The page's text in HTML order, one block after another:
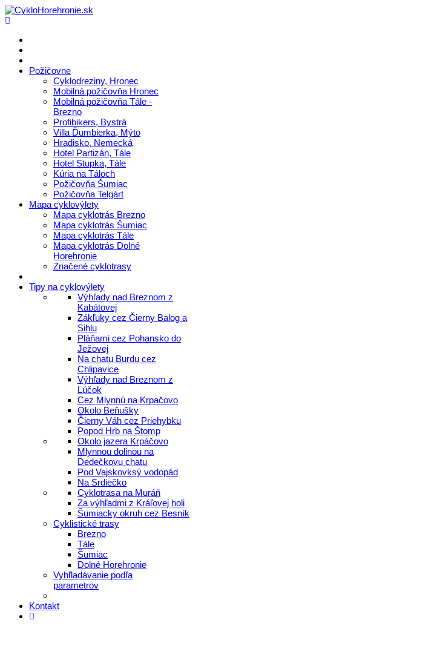
Požičovne
Cyklodreziny, Hronec
Mobilná požičovňa Hronec
Mobilná požičovňa Tále -
Brezno
Profibikers, Bystrá
Villa Ďumbierka, Mýto
Hradisko, Nemecká
Hotel Partizán, Tále
Hotel Stupka, Tále
Kúria na Táloch
Požičovňa Šumiac
Požičovňa Telgárt
Mapa cyklovýlety
Mapa cyklotrás Brezno
Mapa cyklotrás Šumiac
Mapa cyklotrás Tále
Mapa cyklotrás Dolné
Horehronie
Značené cyklotrasy
Tipy na cyklovýlety
Výhľady nad Breznom z
Kabátovej
Zákľuky cez Čierny Balog a
Sihlu
Pláňami cez Pohansko do
Ježovej
Na chatu Burdu cez
Chlipavice
Výhľady nad Breznom z
Lúčok
Cez Mlynnú na Krpačovo
Okolo Beňušky
Čierny Váh cez Priehybku
Popod Hrb na Štomp
Okolo jazera Krpáčovo
Mlynnou dolinou na
Dedečkovu chatu
Pod Vajskovksý vodopád
Na Srdiečko
Cyklotrasa na Muráň
Za výhľadmi z Kráľovej holi
Šumiacky okruh cez Besník
Cyklistické trasy
Brezno
Tále
Šumiac
Dolné Horehronie
Vyhľladávanie podľa
parametrov
Kontakt